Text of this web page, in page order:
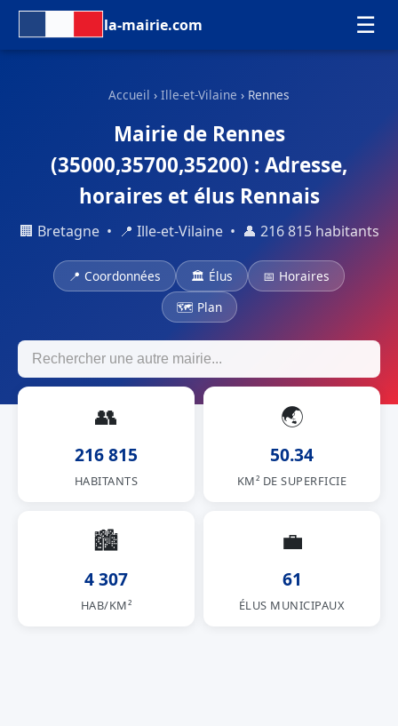
la-mairie.com ☰
Accueil › Ille-et-Vilaine › Rennes
Mairie de Rennes
(35000,35700,35200) : Adresse,
horaires et élus Rennais
🏢 Bretagne • 📍 Ille-et-Vilaine • 👤 216 815 habitants
📍 Coordonnées 🏛 Élus
📅 Horaires
🗺 Plan
👥
216 815
HABITANTS
🌏
50.34
KM² DE SUPERFICIE
🏙
4 307
HAB/KM²
💼
61
ÉLUS MUNICIPAUX